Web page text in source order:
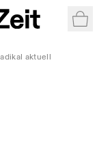
aktuell